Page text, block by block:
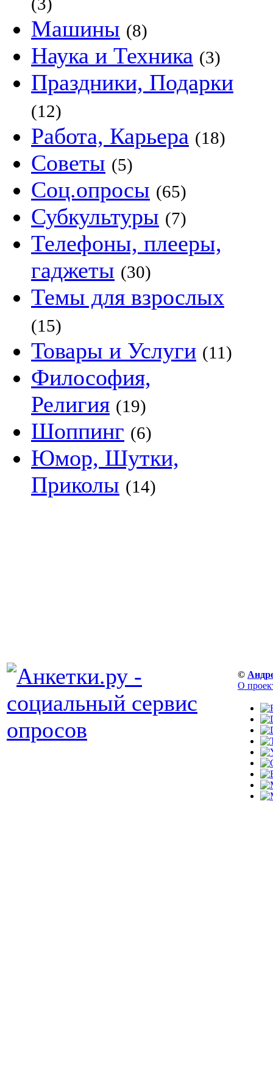
Машины (8)
Наука и Техника (3)
Праздники, Подарки
(12)
Работа, Карьера (18)
Советы (5)
Соц.опросы (65)
Субкультуры (7)
Телефоны, плееры,
гаджеты (30)
Темы для взрослых
(15)
Товары и Услуги (11)
Философия,
Религия (19)
Шоппинг (6)
Юмор, Шутки,
Приколы (14)
©
О